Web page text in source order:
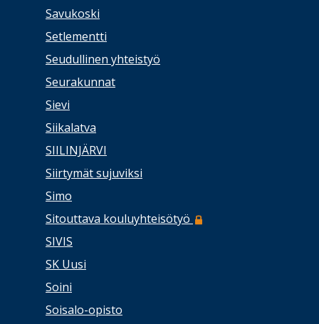
Savukoski
Setlementti
Seudullinen yhteistyö
Seurakunnat
Sievi
Siikalatva
SIILINJÄRVI
Siirtymät sujuviksi
Simo
Sitouttava kouluyhteisötyö
SIVIS
SK Uusi
Soini
Soisalo-opisto